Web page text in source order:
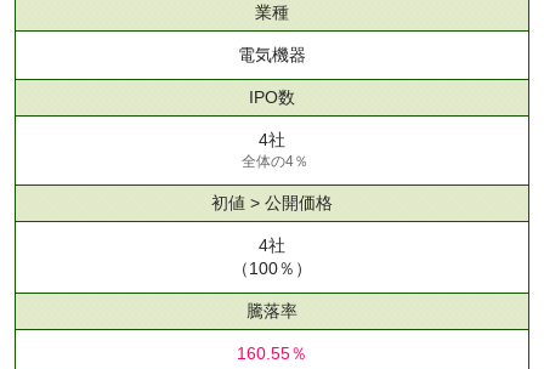
業種
電気機器
IPO数
4社
全体の4％
初値 > 公開価格
4社
（100％）
騰落率
160.55％